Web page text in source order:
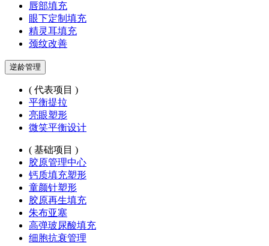
唇部填充
眼下定制填充
精灵耳填充
颈纹改善
逆龄管理
( 代表项目 )
平衡提拉
亮眼塑形
微笑平衡设计
( 基础项目 )
胶原管理中心
钙质填充塑形
童颜针塑形
胶原再生填充
朱布亚塞
高弹玻尿酸填充
细胞抗衰管理